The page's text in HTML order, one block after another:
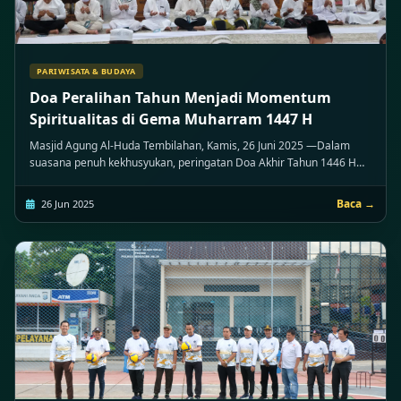
PARIWISATA & BUDAYA
Doa Peralihan Tahun Menjadi Momentum
Spiritualitas di Gema Muharram 1447 H
Masjid Agung Al-Huda Tembilahan, Kamis, 26 Juni 2025 —Dalam
suasana penuh kekhusyukan, peringatan Doa Akhir Tahun 1446 H
sebagai bagian dari rangkaian Event Wisata Religi Gema Muharram
1447 H. Acara ini menjadi momentum spiritual yang menggugah
tekad dalam menapaki tahun baru hijriah. Kegiatan diawali dengan
pembacaan Doa Akhir Tahun yang dilaksanakan menjelang waktu
Maghrib, dilanjutkan dengan shalat berjamaah, dan kemudian
pembacaan Doa Awal Tahun setelah waktu Maghrib tiba. Suasana
religius terasa begitu kental dengan lantunan doa-doa yang
dipanjatkan oleh para tokoh agama, diiringi kehadiran jamaah yang
memadati Masjid Agung Al-Huda. Momen ini tak hanya menjadi
sarana mendekatkan diri kepada Allah SWT, tetapi juga sebagai
pengingat untuk memulai tahun baru dengan semangat hijrah,
26 Jun 2025 Baca →